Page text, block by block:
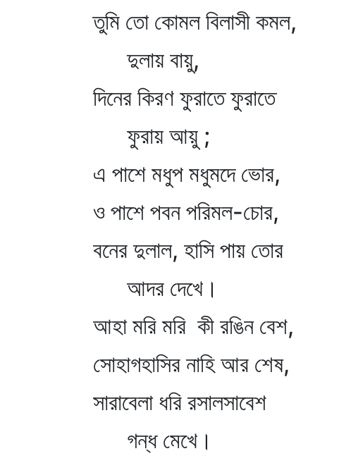
তুমি তো কোমল বিলাসী কমল,
দুলায় বায়ু,
দিনের কিরণ ফুরাতে ফুরাতে
ফুরায় আয়ু ;
এ পাশে মধুপ মধুমদে ভোর,
ও পাশে পবন পরিমল-চোর,
বনের দুলাল, হাসি পায় তোর
আদর দেখে।
আহা মরি মরি কী রঙিন বেশ,
সোহাগহাসির নাহি আর শেষ,
সারাবেলা ধরি রসালসাবেশ
গন্ধ মেখে।